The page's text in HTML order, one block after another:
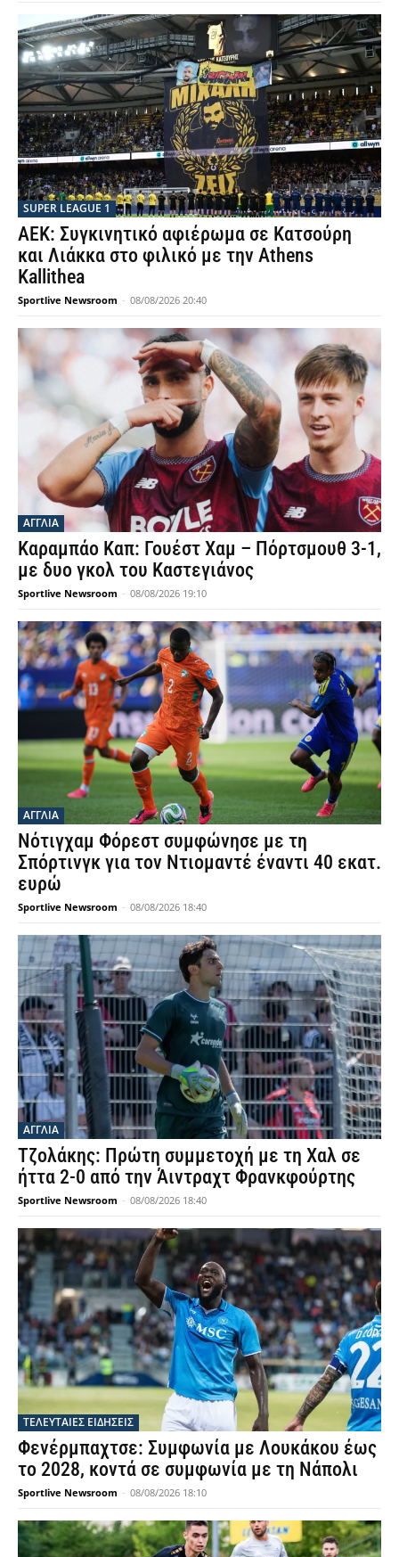
SUPER LEAGUE 1
ΑΕΚ: Συγκινητικό αφιέρωμα σε Κατσούρη
και Λιάκκα στο φιλικό με την Athens
Kallithea
Sportlive Newsroom - 08/08/2026 20:40
ΑΓΓΛΙΑ
Καραμπάο Καπ: Γουέστ Χαμ – Πόρτσμουθ 3-1,
με δυο γκολ του Καστεγιάνος
Sportlive Newsroom - 08/08/2026 19:10
ΑΓΓΛΙΑ
Νότιγχαμ Φόρεστ συμφώνησε με τη
Σπόρτινγκ για τον Ντιομαντέ έναντι 40 εκατ.
ευρώ
Sportlive Newsroom - 08/08/2026 18:40
ΑΓΓΛΙΑ
Τζολάκης: Πρώτη συμμετοχή με τη Χαλ σε
ήττα 2-0 από την Άιντραχτ Φρανκφούρτης
Sportlive Newsroom - 08/08/2026 18:40
ΤΕΛΕΥΤΑΙΕΣ ΕΙΔΗΣΕΙΣ
Φενέρμπαχτσε: Συμφωνία με Λουκάκου έως
το 2028, κοντά σε συμφωνία με τη Νάπολι
Sportlive Newsroom - 08/08/2026 18:10